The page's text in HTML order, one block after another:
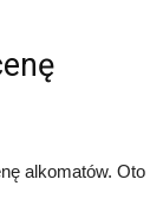
alkomatów. Oto